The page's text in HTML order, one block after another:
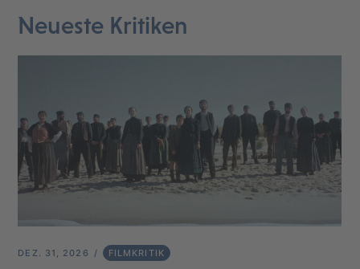
Neueste Kritiken
DEZ. 31, 2026 FILMKRITIK